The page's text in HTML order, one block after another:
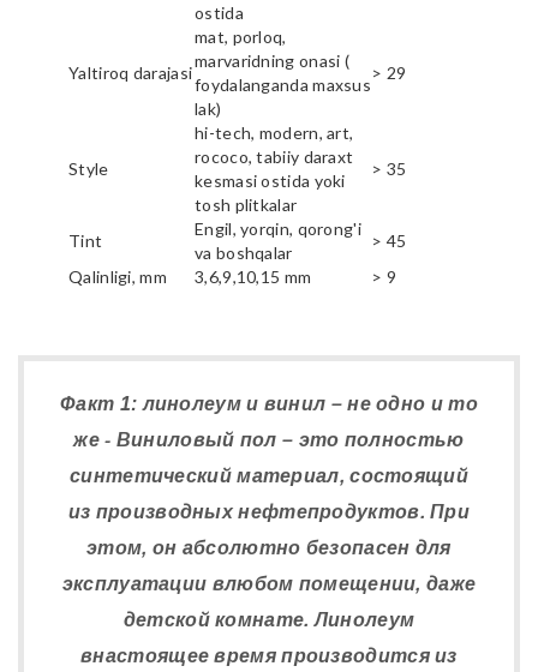
ostida
Yaltiroq darajasi
mat, porloq,
marvaridning onasi (
foydalanganda maxsus
lak)
> 29
Style
hi-tech, modern, art,
rococo, tabiiy daraxt
kesmasi ostida yoki
tosh plitkalar
> 35
Tint
Engil, yorqin, qorong'i
va boshqalar
> 45
Qalinligi, mm
3,6,9,10,15 mm > 9
Факт 1: линолеум и винил – не одно и то
же - Виниловый пол – это полностью
синтетический материал, состоящий
из производных нефтепродуктов. При
этом, он абсолютно безопасен для
эксплуатации влюбом помещении, даже
детской комнате. Линолеум
внастоящее время производится из